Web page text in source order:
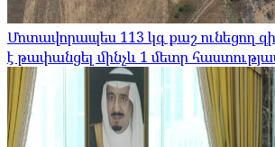
Մոտավորապես 113 կգ քաշ ունեցող
է թափանցել մինչև 1 մետր